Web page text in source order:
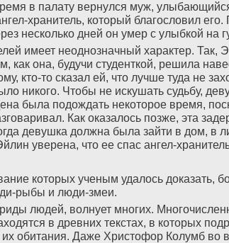
в палату вернулся муж,
хранитель, который благословил его.
несколько дней он умер с улыбкой на
имеет неоднозначный характер. Так,
как она, будучи студенткой, решила
кто-то сказал ей, что лучше туда не
никого. Чтобы не искушать судьбу,
была подождать некоторое время,
Как оказалось позже, эта
девушка должна была зайти в дом, в
уверена, что ее спас ангел-
которых ученым удалось доказать,
рыбы и люди-змеи.
людей, волнует многих.
в древних текстах, в которых
обитания. Даже Христофор Колумб во